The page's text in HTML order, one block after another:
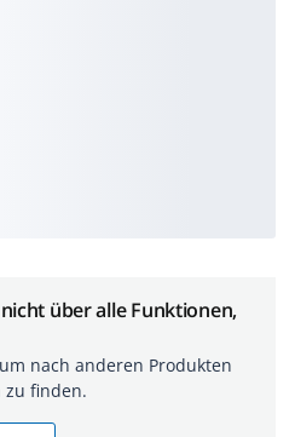
über alle Funktionen,
nach anderen Produkten
finden.